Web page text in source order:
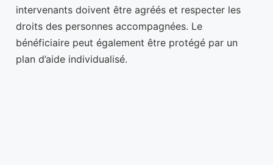
intervenants doivent être agréés et respecter les
droits des personnes accompagnées. Le
bénéficiaire peut également être protégé par un
plan d’aide individualisé.